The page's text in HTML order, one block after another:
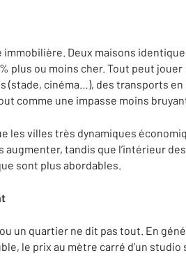
immobilière. Deux maisons
plus ou moins cher. Tout peut
cinéma…), des transports
comme une impasse moins
les villes très dynamiques
tandis que l’intérieur
sont plus abordables.
un quartier ne dit pas tout. En
le prix au mètre carré d’un studio